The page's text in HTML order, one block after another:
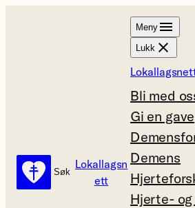
Søk
Søk
Lokallagsn
ett
Meny
Lukk
Bli med
Gi en gave
Demens
Hjerte-